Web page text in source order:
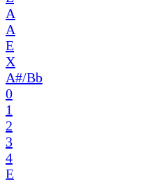
A
A
E
X
A#/Bb
0
1
2
3
4
E